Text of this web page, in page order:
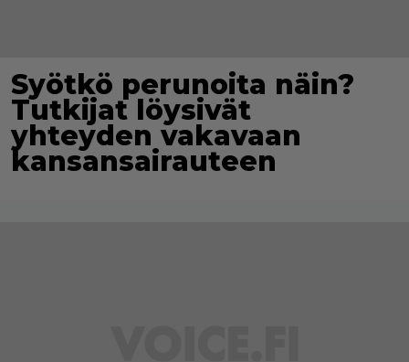
Syötkö perunoita näin?
Tutkijat löysivät
yhteyden vakavaan
kansansairauteen